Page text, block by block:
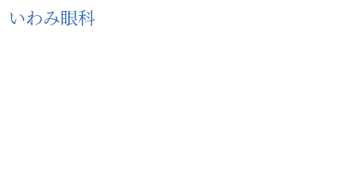
いわみ眼科